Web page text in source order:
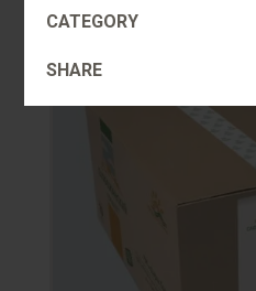
CATEGORY
SHARE